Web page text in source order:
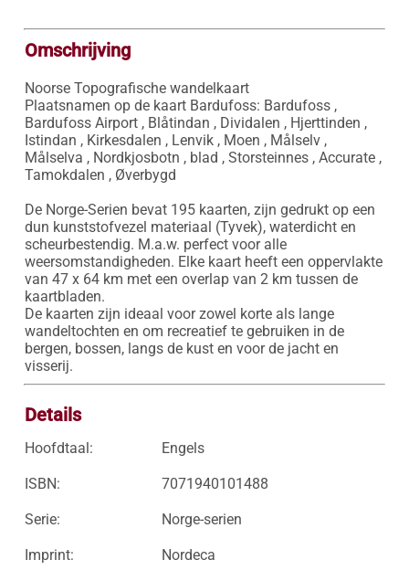
Omschrijving
Noorse Topografische wandelkaart
Plaatsnamen op de kaart Bardufoss: Bardufoss ,
Bardufoss Airport , Blåtindan , Dividalen , Hjerttinden ,
Istindan , Kirkesdalen , Lenvik , Moen , Målselv ,
Målselva , Nordkjosbotn , blad , Storsteinnes , Accurate ,
Tamokdalen , Øverbygd
De Norge-Serien bevat 195 kaarten, zijn gedrukt op een
dun kunststofvezel materiaal (Tyvek), waterdicht en
scheurbestendig. M.a.w. perfect voor alle
weersomstandigheden. Elke kaart heeft een oppervlakte
van 47 x 64 km met een overlap van 2 km tussen de
kaartbladen.
De kaarten zijn ideaal voor zowel korte als lange
wandeltochten en om recreatief te gebruiken in de
bergen, bossen, langs de kust en voor de jacht en
visserij.
Details
Hoofdtaal: Engels
ISBN: 7071940101488
Serie: Norge-serien
Imprint: Nordeca